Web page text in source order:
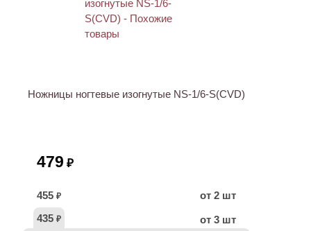
Ножницы ногтевые изогнутые NS-1/6-S(CVD)
479 ₽
455 ₽
от 2 шт
435 ₽ от 3 шт